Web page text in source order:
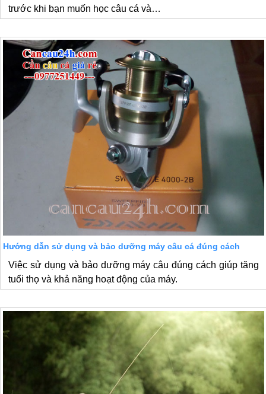
trước khi bạn muốn học câu cá và…
Hướng dẫn sử dụng và bảo dưỡng máy câu cá đúng cách
Việc sử dụng và bảo dưỡng máy câu đúng cách giúp tăng
tuổi thọ và khả năng hoạt động của máy.